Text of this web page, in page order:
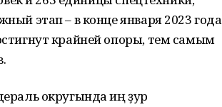
этап – в конце января 2023 года
крайней опоры, тем самым
округында иң ҙур